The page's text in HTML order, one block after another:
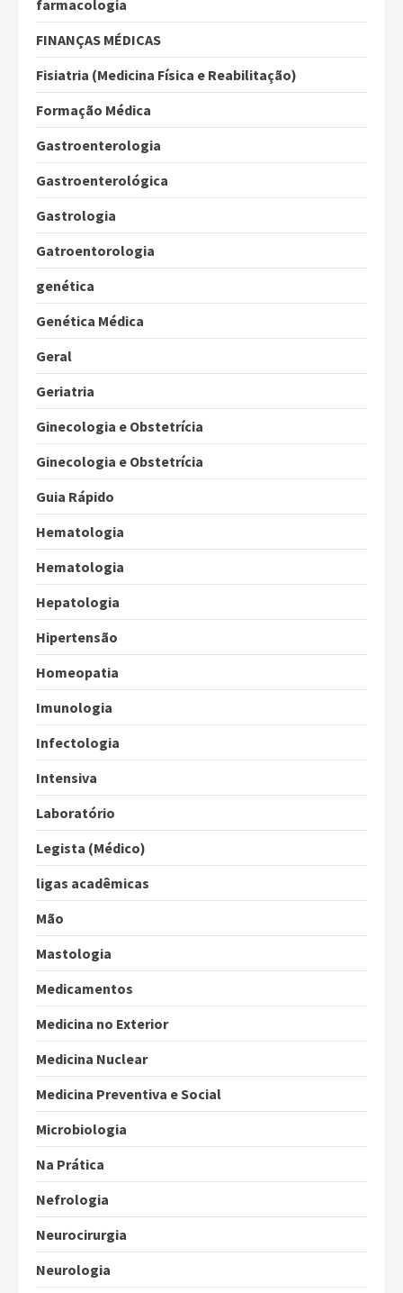
farmacologia
FINANÇAS MÉDICAS
Fisiatria (Medicina Física e Reabilitação)
Formação Médica
Gastroenterologia
Gastroenterológica
Gastrologia
Gatroentorologia
genética
Genética Médica
Geral
Geriatria
Ginecologia e Obstetrícia
Ginecologia e Obstetrícia
Guia Rápido
Hematologia
Hematologia
Hepatologia
Hipertensão
Homeopatia
Imunologia
Infectologia
Intensiva
Laboratório
Legista (Médico)
ligas acadêmicas
Mão
Mastologia
Medicamentos
Medicina no Exterior
Medicina Nuclear
Medicina Preventiva e Social
Microbiologia
Na Prática
Nefrologia
Neurocirurgia
Neurologia